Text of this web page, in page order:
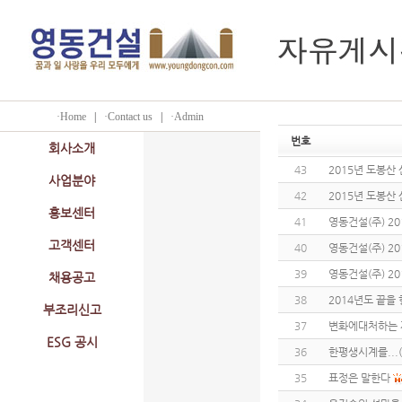
·Home ·Contact us ·Admin
회사소개
사업분야
홍보센터
고객센터
채용공고
부조리신고
ESG 공시
번호
43 2015년 도봉산
42 2015년 도봉산
41 영동건설(주)
40 영동건설(주)
39 영동건설(주)
38 2014년도 끝을
37 변화에대처하는
36 한평생시계를
35 표정은 말한다